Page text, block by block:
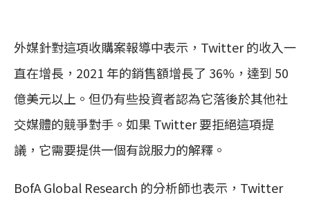
外媒針對這項收購案報導中表示，Twitter 的收入一
直在增長，2021 年的銷售額增長了 36%，達到 50
億美元以上。但仍有些投資者認為它落後於其他社
交媒體的競爭對手。如果 Twitter 要拒絕這項提
議，它需要提供一個有說服力的解釋。
BofA Global Research 的分析師也表示，Twitter